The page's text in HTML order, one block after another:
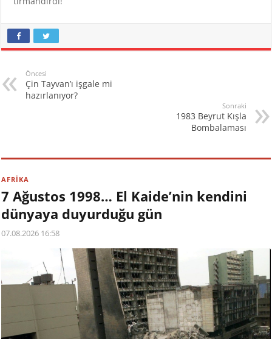
Öncesi
Çin Tayvan’ı işgale mi
hazırlanıyor?
Sonraki
1983 Beyrut Kışla
Bombalaması
AFRİKA
7 Ağustos 1998… El Kaide’nin kendini
dünyaya duyurduğu gün
07.08.2026 16:58